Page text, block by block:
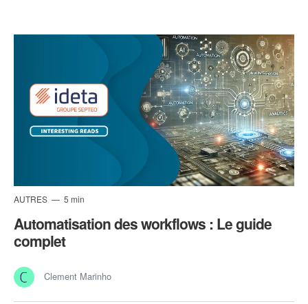
AUTRES 5 min
Automatisation des workflows : Le guide
complet
Clement Marinho